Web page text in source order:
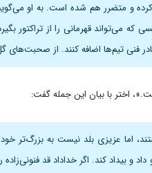
و متضرر هم شده است. به او
که می‌تواند قهرمانی را از
فنی تیم‌ها اضافه کنند. از
اختر با بیان این جمله گفت:
اما عزیزی بلد نیست به بزرگ‌تر
و بیداد کند. اگر خداداد قد